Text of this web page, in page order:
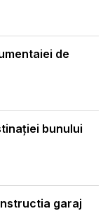
de
bunului
garaj